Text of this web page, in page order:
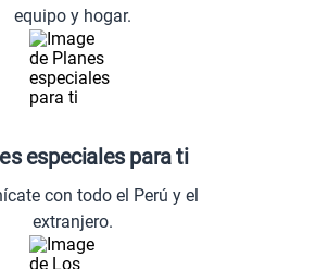
equipo y hogar.
especiales para ti
con todo el Perú y el
extranjero.